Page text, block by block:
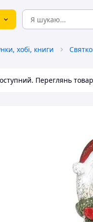
хобі, книги
Переглянь